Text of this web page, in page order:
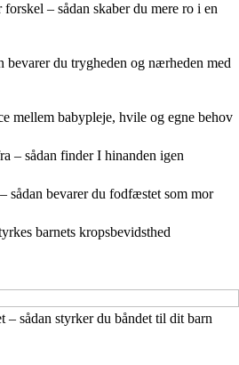
– sådan skaber du mere ro i en
bevarer du trygheden og nærheden med
mellem babypleje, hvile og egne behov
– sådan finder I hinanden igen
sådan bevarer du fodfæstet som mor
barnets kropsbevidsthed
sådan styrker du båndet til dit barn